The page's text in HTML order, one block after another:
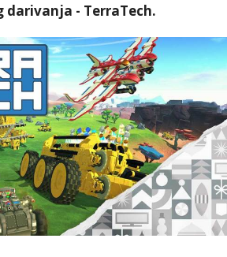
darivanja - TerraTech.